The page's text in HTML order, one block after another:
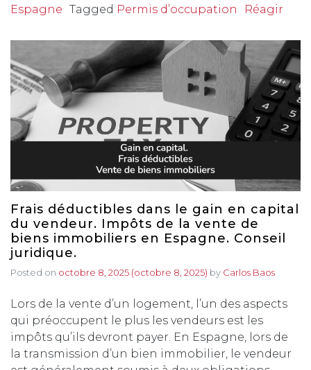
Espagne Tagged Permis d’occupation Réagir
Frais déductibles dans le gain en capital
du vendeur. Impôts de la vente de
biens immobiliers en Espagne. Conseil
juridique.
Posted on octobre 8, 2025 (octobre 8, 2025) by Carlos Baos
Lors de la vente d’un logement, l’un des aspects
qui préoccupent le plus les vendeurs est les
impôts qu’ils devront payer. En Espagne, lors de
la transmission d’un bien immobilier, le vendeur